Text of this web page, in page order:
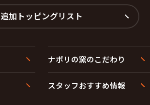
追加トッピングリスト
ナポリの窯のこだわり
スタッフおすすめ情報